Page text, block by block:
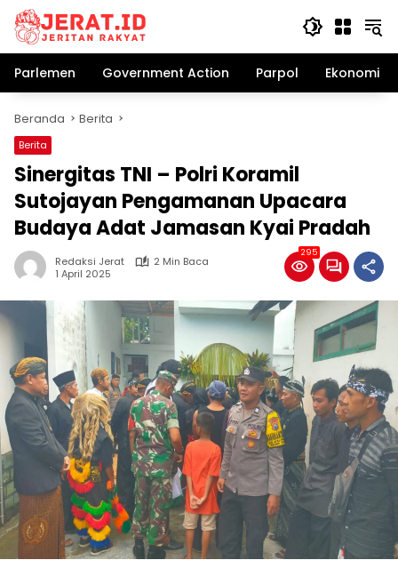
Langsung
konten
Parlemen
Government Action Parpol Ekonomi
Beranda Berita
Berita
Sinergitas TNI – Polri Koramil
Sutojayan Pengamanan Upacara
Budaya Adat Jamasan Kyai Pradah
Redaksi Jerat
2 Min Baca
1 April 2025
295